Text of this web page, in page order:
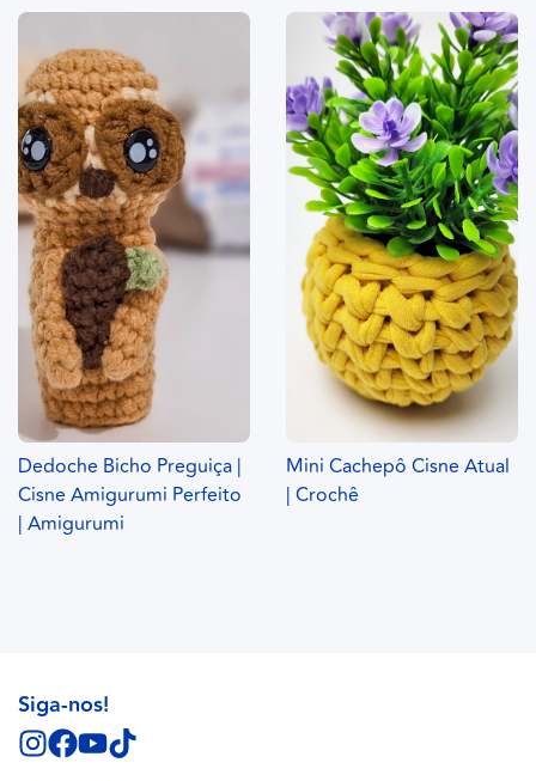
Dedoche Bicho Preguiça |
Cisne Amigurumi Perfeito
| Amigurumi
Mini Cachepô Cisne Atual
| Crochê
Siga-nos!